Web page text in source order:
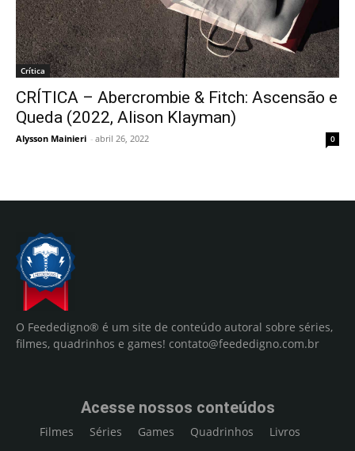
Crítica
CRÍTICA – Abercrombie & Fitch: Ascensão e
Queda (2022, Alison Klayman)
Alysson Mainieri - abril 26, 2022 0
O Feededigno® é um site de conteúdo autoral sobre séries,
filmes, quadrinhos e games! contato@feededigno.com.br
Acesse nossos conteúdos
Filmes Séries Games Quadrinhos
Livros